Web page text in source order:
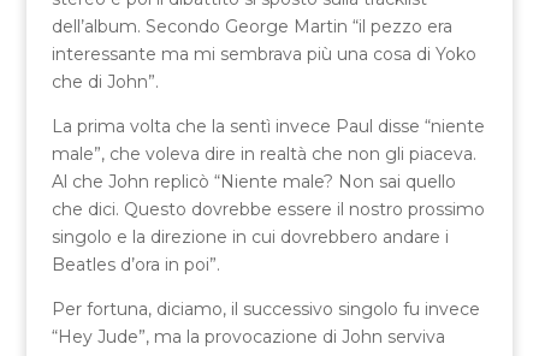
dell’album. Secondo George Martin “il pezzo era
interessante ma mi sembrava più una cosa di Yoko
che di John”.
La prima volta che la sentì invece Paul disse “niente
male”, che voleva dire in realtà che non gli piaceva.
Al che John replicò “Niente male? Non sai quello
che dici. Questo dovrebbe essere il nostro prossimo
singolo e la direzione in cui dovrebbero andare i
Beatles d’ora in poi”.
Per fortuna, diciamo, il successivo singolo fu invece
“Hey Jude”, ma la provocazione di John serviva